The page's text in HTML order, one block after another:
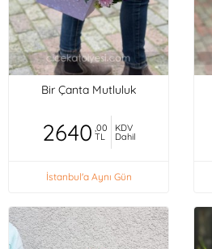
Bir Çanta Mutluluk
2640 ,00
TL
KDV
Dahil
İstanbul'a Aynı Gün